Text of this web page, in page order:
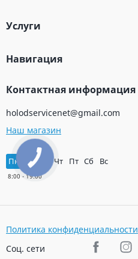
Услуги
Навигация
Контактная информация
holodservicenet@gmail.com
Наш магазин
Пн Вт Ср Чт Пт Сб Вс
Политика конфиденциальности
Соц. сети